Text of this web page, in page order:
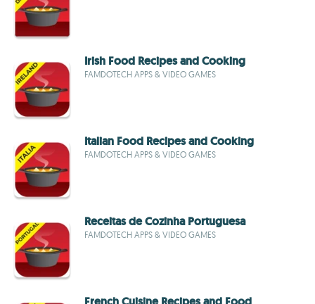
Irish Food Recipes and Cooking
FAMDOTECH APPS & VIDEO GAMES
Italian Food Recipes and Cooking
FAMDOTECH APPS & VIDEO GAMES
Receitas de Cozinha Portuguesa
FAMDOTECH APPS & VIDEO GAMES